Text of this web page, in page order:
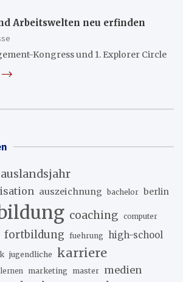
Arbeitswelten neu erfinden
Kongress und 1. Explorer Circle
auslandsjahr
auszeichnung bachelor berlin
coaching computer
fortbildung fuehrung high-school
jugendliche karriere
lernen marketing master medien